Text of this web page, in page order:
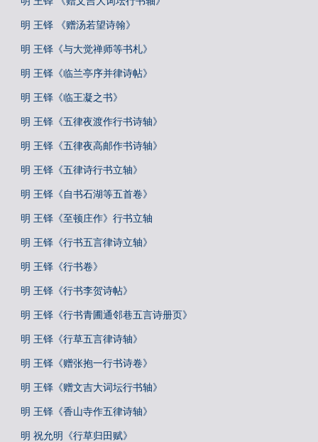
明 王铎 《赠汤若望诗翰》
明 王铎《与大觉禅师等书札》
明 王铎《临兰亭序并律诗帖》
明 王铎《临王凝之书》
明 王铎《五律夜渡作行书诗轴》
明 王铎《五律夜高邮作书诗轴》
明 王铎《五律诗行书立轴》
明 王铎《自书石湖等五首卷》
明 王铎《至顿庄作》行书立轴
明 王铎《行书五言律诗立轴》
明 王铎《行书卷》
明 王铎《行书李贺诗帖》
明 王铎《行书青圃通邻巷五言诗册页》
明 王铎《行草五言律诗轴》
明 王铎《赠张抱一行书诗卷》
明 王铎《赠文吉大词坛行书轴》
明 王铎《香山寺作五律诗轴》
明 祝允明《行草归田赋》